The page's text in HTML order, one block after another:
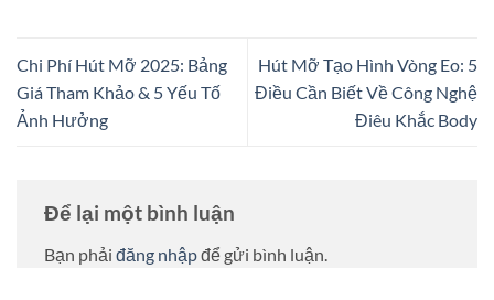
Chi Phí Hút Mỡ 2025: Bảng
Giá Tham Khảo & 5 Yếu Tố
Ảnh Hưởng
Hút Mỡ Tạo Hình Vòng Eo: 5
Điều Cần Biết Về Công Nghệ
Điêu Khắc Body
Để lại một bình luận
Bạn phải đăng nhậpđể gửi bình luận.